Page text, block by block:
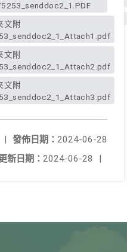
發佈日期： 2024-06-28
|
新日期： 2024-06-28 |